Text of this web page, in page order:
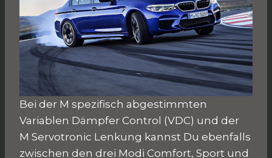
Bei der M spezifisch abgestimmten
Variablen Dämpfer Control (VDC) und der
M Servotronic Lenkung kannst Du ebenfalls
zwischen den drei Modi Comfort, Sport und